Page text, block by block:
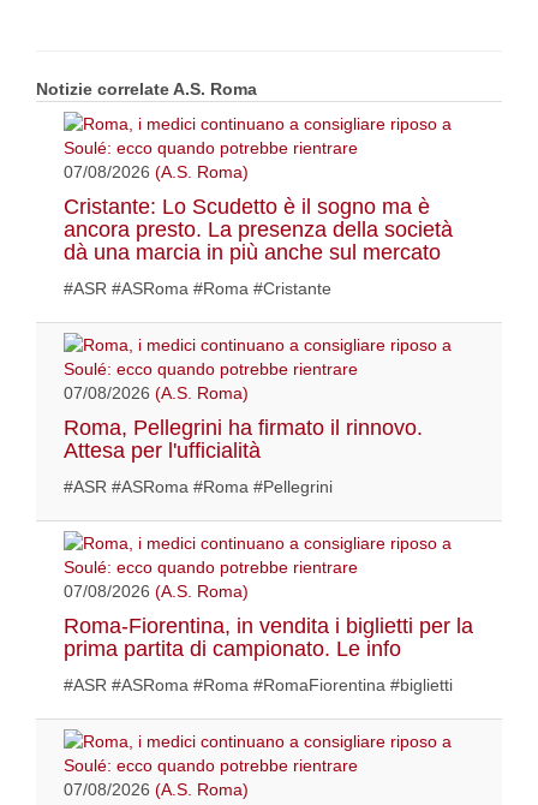
Notizie correlate A.S. Roma
07/08/2026 (A.S. Roma)
Cristante: Lo Scudetto è il sogno ma è
ancora presto. La presenza della società
dà una marcia in più anche sul mercato
#ASR #ASRoma #Roma #Cristante
07/08/2026 (A.S. Roma)
Roma, Pellegrini ha firmato il rinnovo.
Attesa per l'ufficialità
#ASR #ASRoma #Roma #Pellegrini
07/08/2026 (A.S. Roma)
Roma-Fiorentina, in vendita i biglietti per la
prima partita di campionato. Le info
#ASR #ASRoma #Roma #RomaFiorentina #biglietti
07/08/2026 (A.S. Roma)